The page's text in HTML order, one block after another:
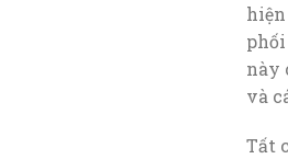
phối
này
và
Tất